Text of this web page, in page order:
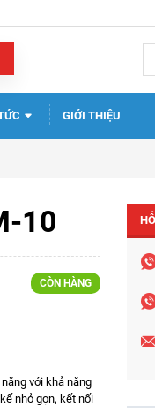
GIỚI THIỆU
10
CÒN HÀNG
với khả năng
nhỏ gọn, kết nối